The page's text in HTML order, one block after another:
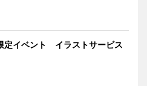
定イベント イラストサービス